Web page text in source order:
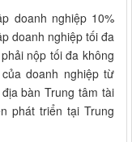
doanh nghiệp 10%
doanh nghiệp tối đa
nộp tối đa không
doanh nghiệp từ
bàn Trung tâm tài
phát triển tại Trung